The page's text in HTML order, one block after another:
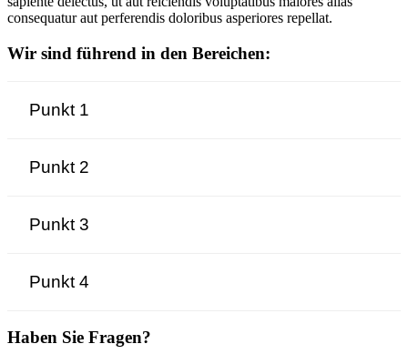
consequatur aut perferendis doloribus asperiores repellat.
Wir sind führend in den Bereichen:
Punkt 1
Punkt 2
Punkt 3
Punkt 4
Haben Sie Fragen?